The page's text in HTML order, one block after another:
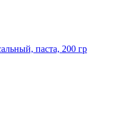
паста, 200 гр